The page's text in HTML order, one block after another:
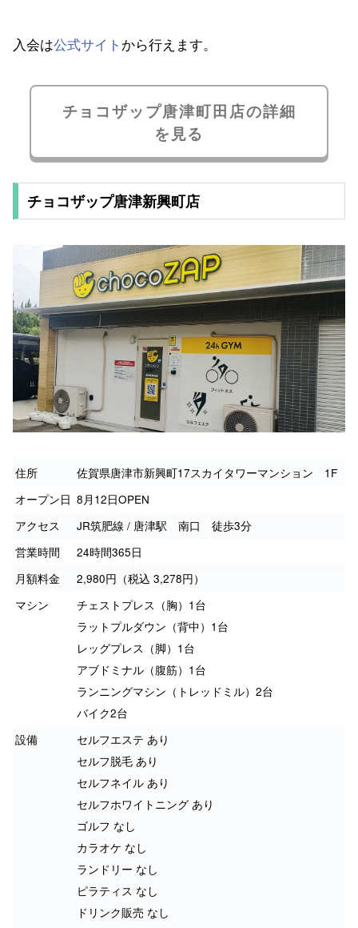
入会は公式サイト から行えます。
チョコザップ唐津町田店の詳細
を見る
チョコザップ唐津新興町店
住所
佐賀県唐津市新興町17スカイタワーマンション 1F
オープン日 8月12日OPEN
アクセス
JR筑肥線 / 唐津駅 南口 徒歩3分
営業時間
24時間365日
月額料金
2,980円（税込 3,278円）
マシン
チェストプレス（胸）1台
ラットプルダウン（背中）1台
レッグプレス（脚）1台
アブドミナル（腹筋）1台
ランニングマシン（トレッドミル）2台
バイク2台
設備
セルフエステ あり
セルフ脱毛 あり
セルフネイル あり
セルフホワイトニング あり
ゴルフ なし
カラオケ なし
ランドリー なし
ピラティス なし
ドリンク販売 なし